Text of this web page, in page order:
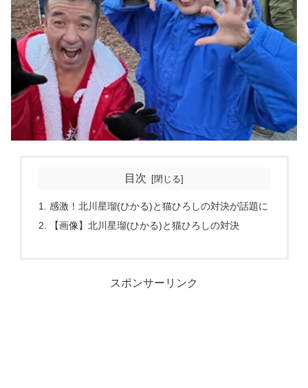
目次
感激！北川星瑠(ひかる)と猫ひろしの対決が話題に
【画像】北川星瑠(ひかる)と猫ひろしの対決
スポンサーリンク